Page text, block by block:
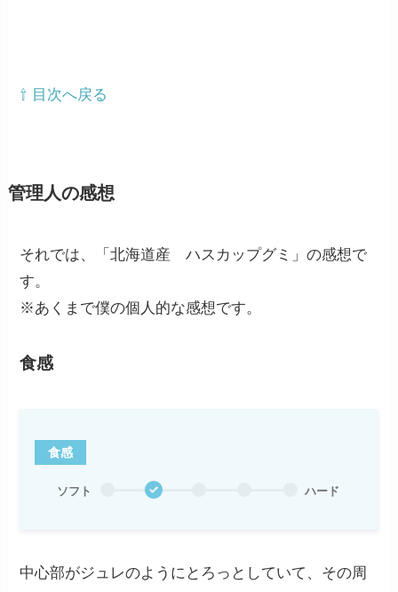
⇧ 目次へ戻る
管理人の感想
それでは、「北海道産 ハスカップグミ」の感想で
す。
※あくまで僕の個人的な感想です。
食感
食感
ソフト ハード
中心部がジュレのようにとろっとしていて、その周